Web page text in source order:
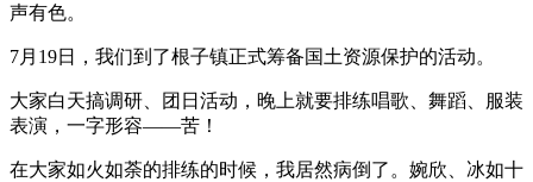
声有色。
7月19日，我们到了根子镇正式筹备国土资源保护的活动。
大家白天搞调研、团日活动，晚上就要排练唱歌、舞蹈、服装
表演，一字形容——苦！
在大家如火如荼的排练的时候，我居然病倒了。婉欣、冰如十